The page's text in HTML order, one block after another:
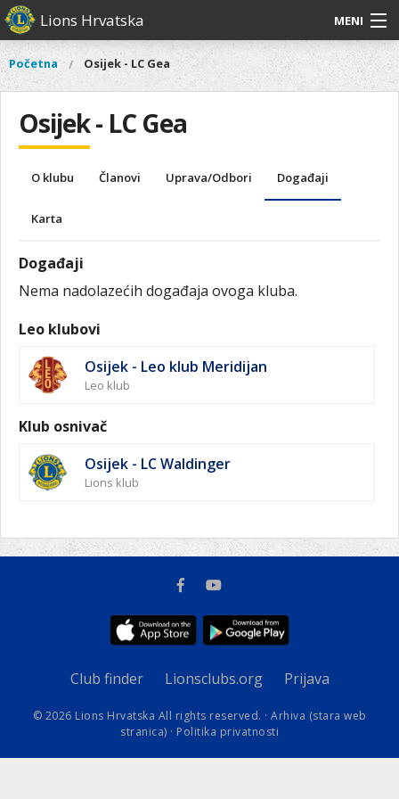
Skoči
na
sadržaj
Lions Hrvatska MENI
O nama
Naši projekti
Aktivnosti
Glavni
O
nama
Distrikt
126
Aktivnosti
Vi
ste
ovdje
Početna Osijek - LC Gea
Osijek - LC Gea
O klubu Članovi Uprava/Odbori Događaji
Karta
Događaji
Nema nadolazećih događaja ovoga kluba.
Leo klubovi
Osijek - Leo klub Meridijan
Leo klub
Klub osnivač
Osijek - LC Waldinger
Lions klub
Club finder Lionsclubs.org Prijava
© 2026 Lions Hrvatska All rights reserved. · Arhiva (stara web
stranica) · Politika privatnosti